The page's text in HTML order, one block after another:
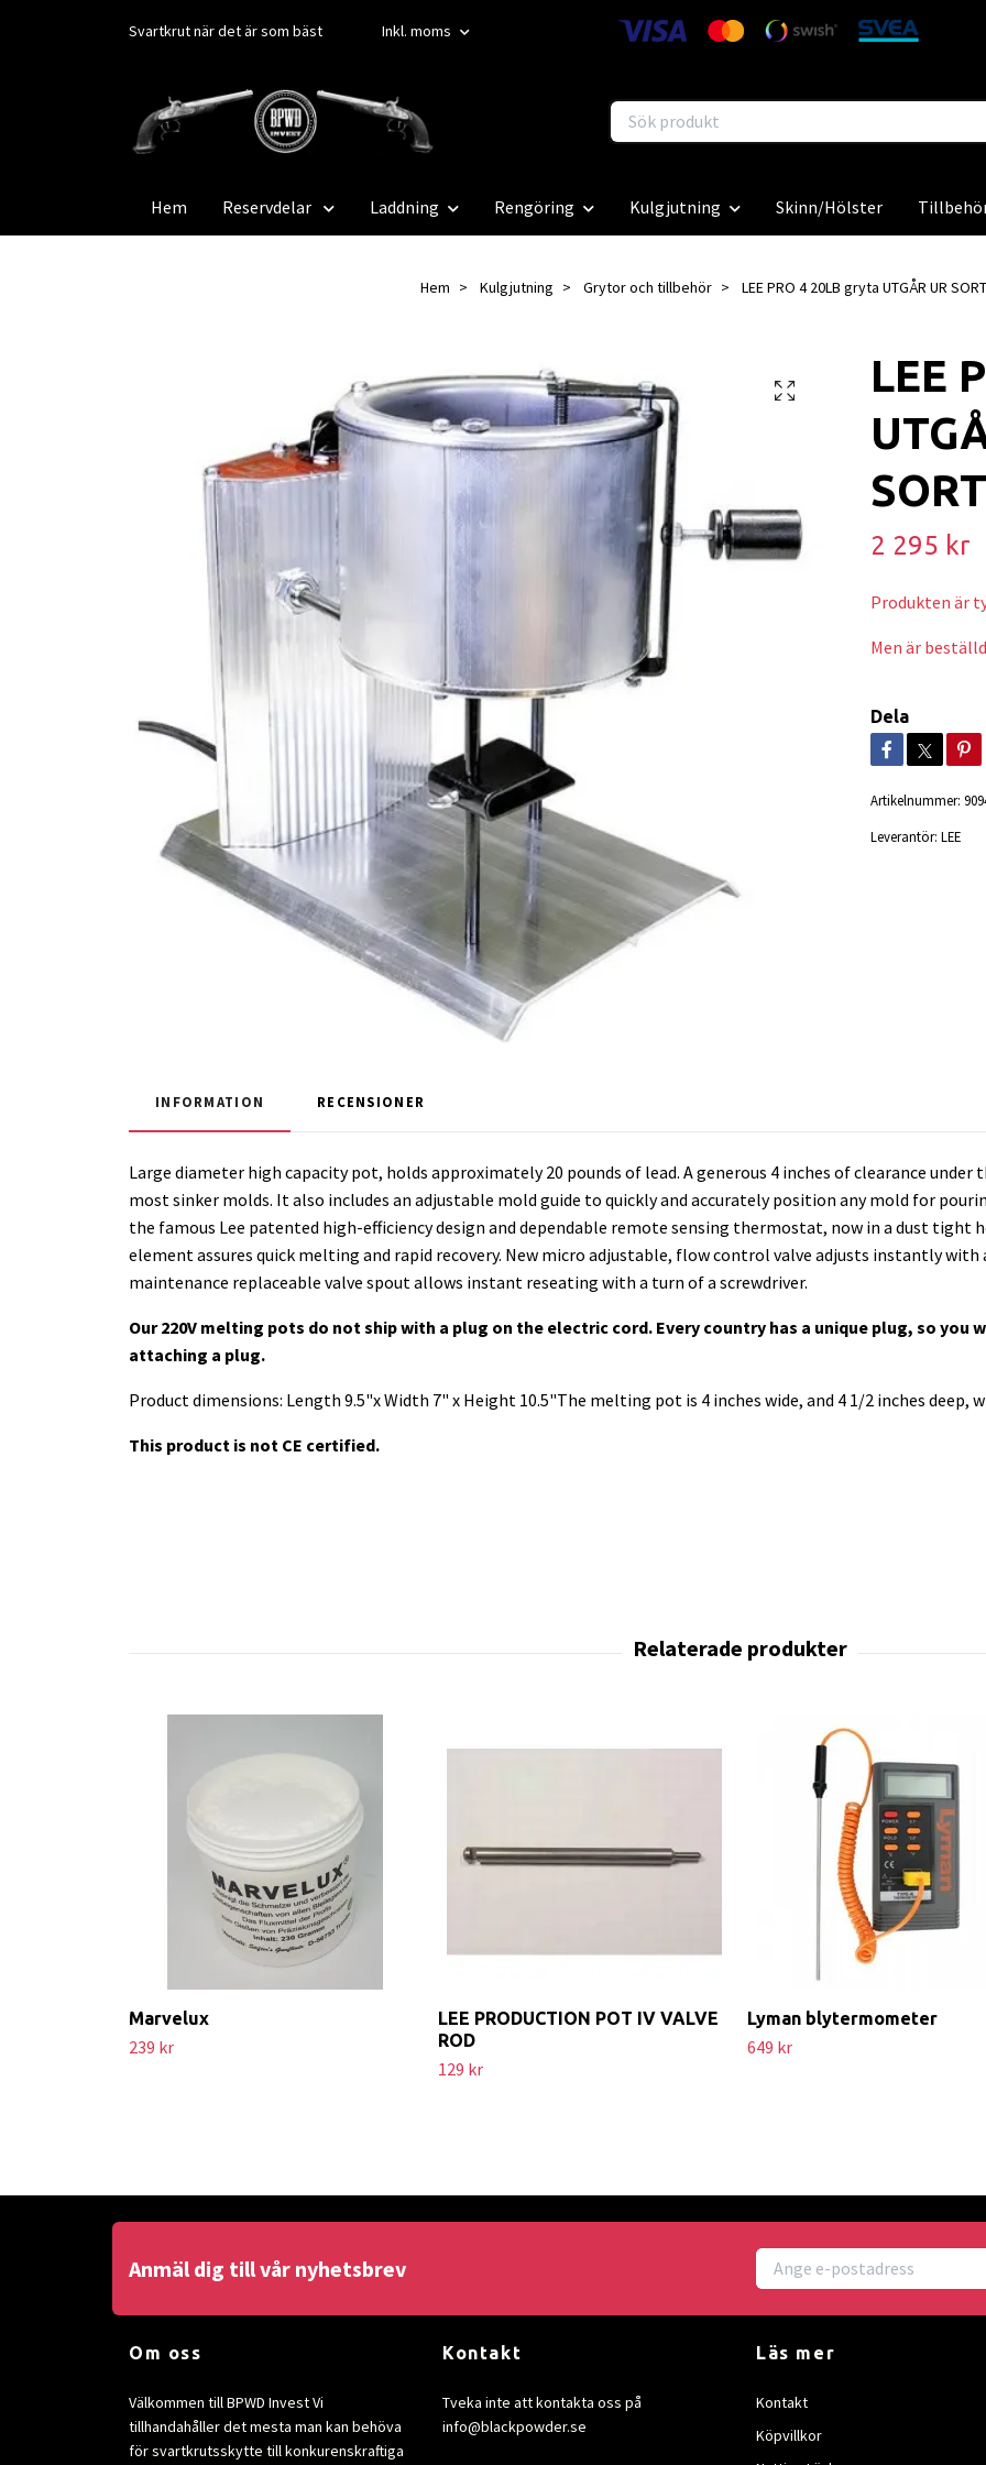
Svartkrut när det är som bäst Inkl. moms
Hem Reservdelar Laddning Rengöring Kulgjutning Skinn/Hölster
Hem Kulgjutning Grytor och tillbehör LEE PRO 4 20LB gryta UTGÅR UR
LEE
2 295 kr
Produkten är
Men är
Dela
Artikelnummer:
Leverantör: LEE
INFORMATION RECENSIONER
Large diameter high capacity pot, holds approximately 20 pounds of lead. A generous 4 inches of clearance
most sinker molds. It also includes an adjustable mold guide to quickly and accurately position any mold for
the famous Lee patented high-efficiency design and dependable remote sensing thermostat, now in a dust tight
element assures quick melting and rapid recovery. New micro adjustable, flow control valve adjusts instantly
maintenance replaceable valve spout allows instant reseating with a turn of a screwdriver.
Our 220V melting pots do not ship with a plug on the electric cord. Every country has a unique plug, so you
attaching a plug.
Product dimensions: Length 9.5"x Width 7" x Height 10.5"The melting pot is 4 inches wide, and 4 1/2 inches deep,
This product is not CE certified.
Marvelux
239 kr
LEE PRODUCTION POT IV VALVE
ROD
129 kr
Lyman blytermometer
649 kr
Anmäl dig till vår nyhetsbrev
Om oss
Välkommen till BPWD Invest Vi
tillhandahåller det mesta man kan behöva
för svartkrutsskytte till konkurenskraftiga
Kontakt
Tveka inte att kontakta oss på
info@blackpowder.se
Läs mer
Kontakt
Köpvillkor